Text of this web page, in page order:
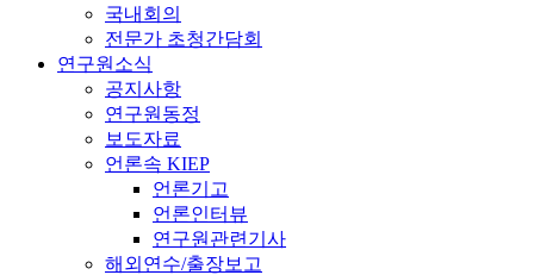
국내회의
전문가 초청간담회
연구원소식
공지사항
연구원동정
보도자료
언론속 KIEP
언론기고
언론인터뷰
연구원관련기사
해외연수/출장보고